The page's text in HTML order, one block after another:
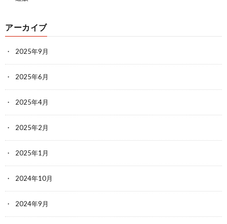
アーカイブ
2025年9月
2025年6月
2025年4月
2025年2月
2025年1月
2024年10月
2024年9月